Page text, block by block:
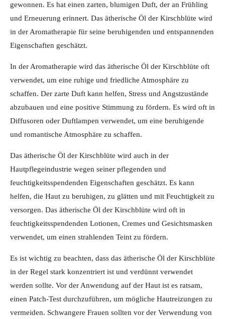
gewonnen. Es hat einen zarten, blumigen Duft, der an Frühling
und Erneuerung erinnert. Das ätherische Öl der Kirschblüte wird
in der Aromatherapie für seine beruhigenden und entspannenden
Eigenschaften geschätzt.
In der Aromatherapie wird das ätherische Öl der Kirschblüte oft
verwendet, um eine ruhige und friedliche Atmosphäre zu
schaffen. Der zarte Duft kann helfen, Stress und Angstzustände
abzubauen und eine positive Stimmung zu fördern. Es wird oft in
Diffusoren oder Duftlampen verwendet, um eine beruhigende
und romantische Atmosphäre zu schaffen.
Das ätherische Öl der Kirschblüte wird auch in der
Hautpflegeindustrie wegen seiner pflegenden und
feuchtigkeitsspendenden Eigenschaften geschätzt. Es kann
helfen, die Haut zu beruhigen, zu glätten und mit Feuchtigkeit zu
versorgen. Das ätherische Öl der Kirschblüte wird oft in
feuchtigkeitsspendenden Lotionen, Cremes und Gesichtsmasken
verwendet, um einen strahlenden Teint zu fördern.
Es ist wichtig zu beachten, dass das ätherische Öl der Kirschblüte
in der Regel stark konzentriert ist und verdünnt verwendet
werden sollte. Vor der Anwendung auf der Haut ist es ratsam,
einen Patch-Test durchzuführen, um mögliche Hautreizungen zu
vermeiden. Schwangere Frauen sollten vor der Verwendung von